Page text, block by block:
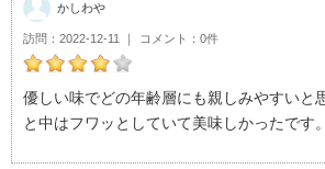
かしわやのふくろうや つくば店おすすめ度
優しい味でどの年齢層にも親しみやすいと
と中はフワッとしていて美味しかったです。
訪問 2022-12-11 コメント 0件
かしわや